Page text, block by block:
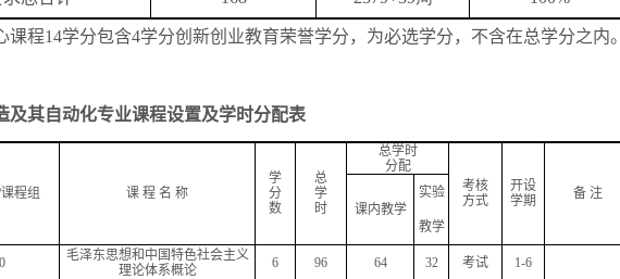
课程14学分包含4学分创新创业教育荣誉学分，为必选学分，不含在总学分之内。
及其自动化专业课程设置及学时分配表
课程组 课 程 名 称
学
分
数
总
学
时
总学时
分配
考核
方式
开设
学期
备 注
课内教学
实验
教学
毛泽东思想和中国特色社会主义
理论体系概论
6 96 64 32 考试 1-6